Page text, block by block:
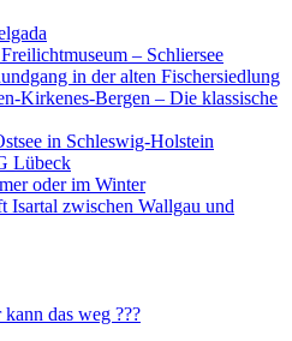
– Schliersee
in der alten Fischersiedlung
Kirkenes-Bergen – Die klassische
in Schleswig-Holstein
Lübeck
oder im Winter
Isartal zwischen Wallgau und
das weg ???